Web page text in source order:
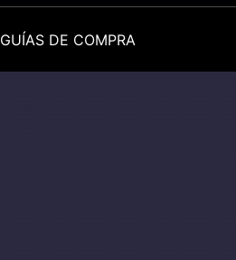
GUÍAS DE COMPRA